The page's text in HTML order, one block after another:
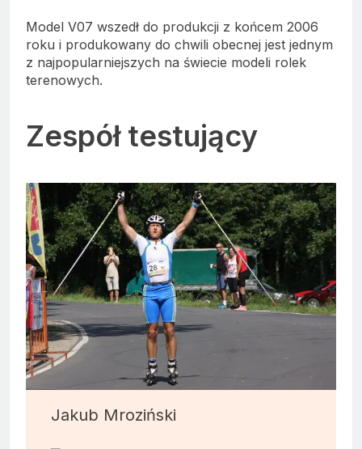
Model V07 wszedł do produkcji z końcem 2006
roku i produkowany do chwili obecnej jest jednym
z najpopularniejszych na świecie modeli rolek
terenowych.
Zespół testujący
Jakub Mroziński